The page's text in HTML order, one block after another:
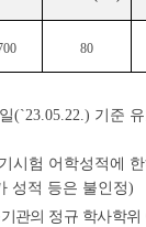
80
(`23.05.22.) 기준
시험 어학성적에
성적 등은 불인정)
관의 정규 학사학